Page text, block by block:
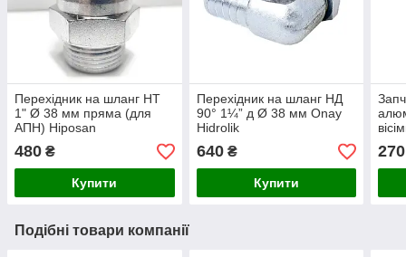
Перехідник на шланг НТ
1" Ø 38 мм пряма (для
АПН) Hiposan
480 ₴
Купити
Перехідник на шланг НД
90° 1¼” д Ø 38 мм Onay
Hidrolik
640₴
Купити
270
Подібні товари компанії